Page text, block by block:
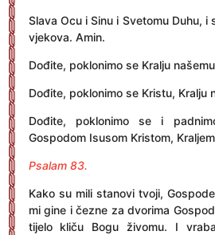
Slava Ocu i Sinu i Svetomu Duhu,
vjekova. Amin.
Dođite, poklonimo se Kralju
Dođite, poklonimo se Kristu, Kralju
Dođite, poklonimo se i
Gospodom Isusom Kristom,
Psalam 83.
Kako su mili stanovi tvoji,
mi gine i čezne za dvorima
tijelo kliču Bogu živomu. I